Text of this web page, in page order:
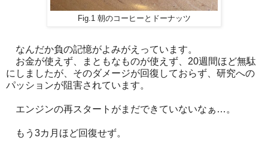
Fig.1 朝のコーヒーとドーナッツ
なんだか負の記憶がよみがえっています。
お金が使えず、まともなものが使えず、20週間ほど無駄
にしましたが、そのダメージが回復しておらず、研究への
パッションが阻害されています。
エンジンの再スタートがまだできていないなぁ…。
もう3カ月ほど回復せず。